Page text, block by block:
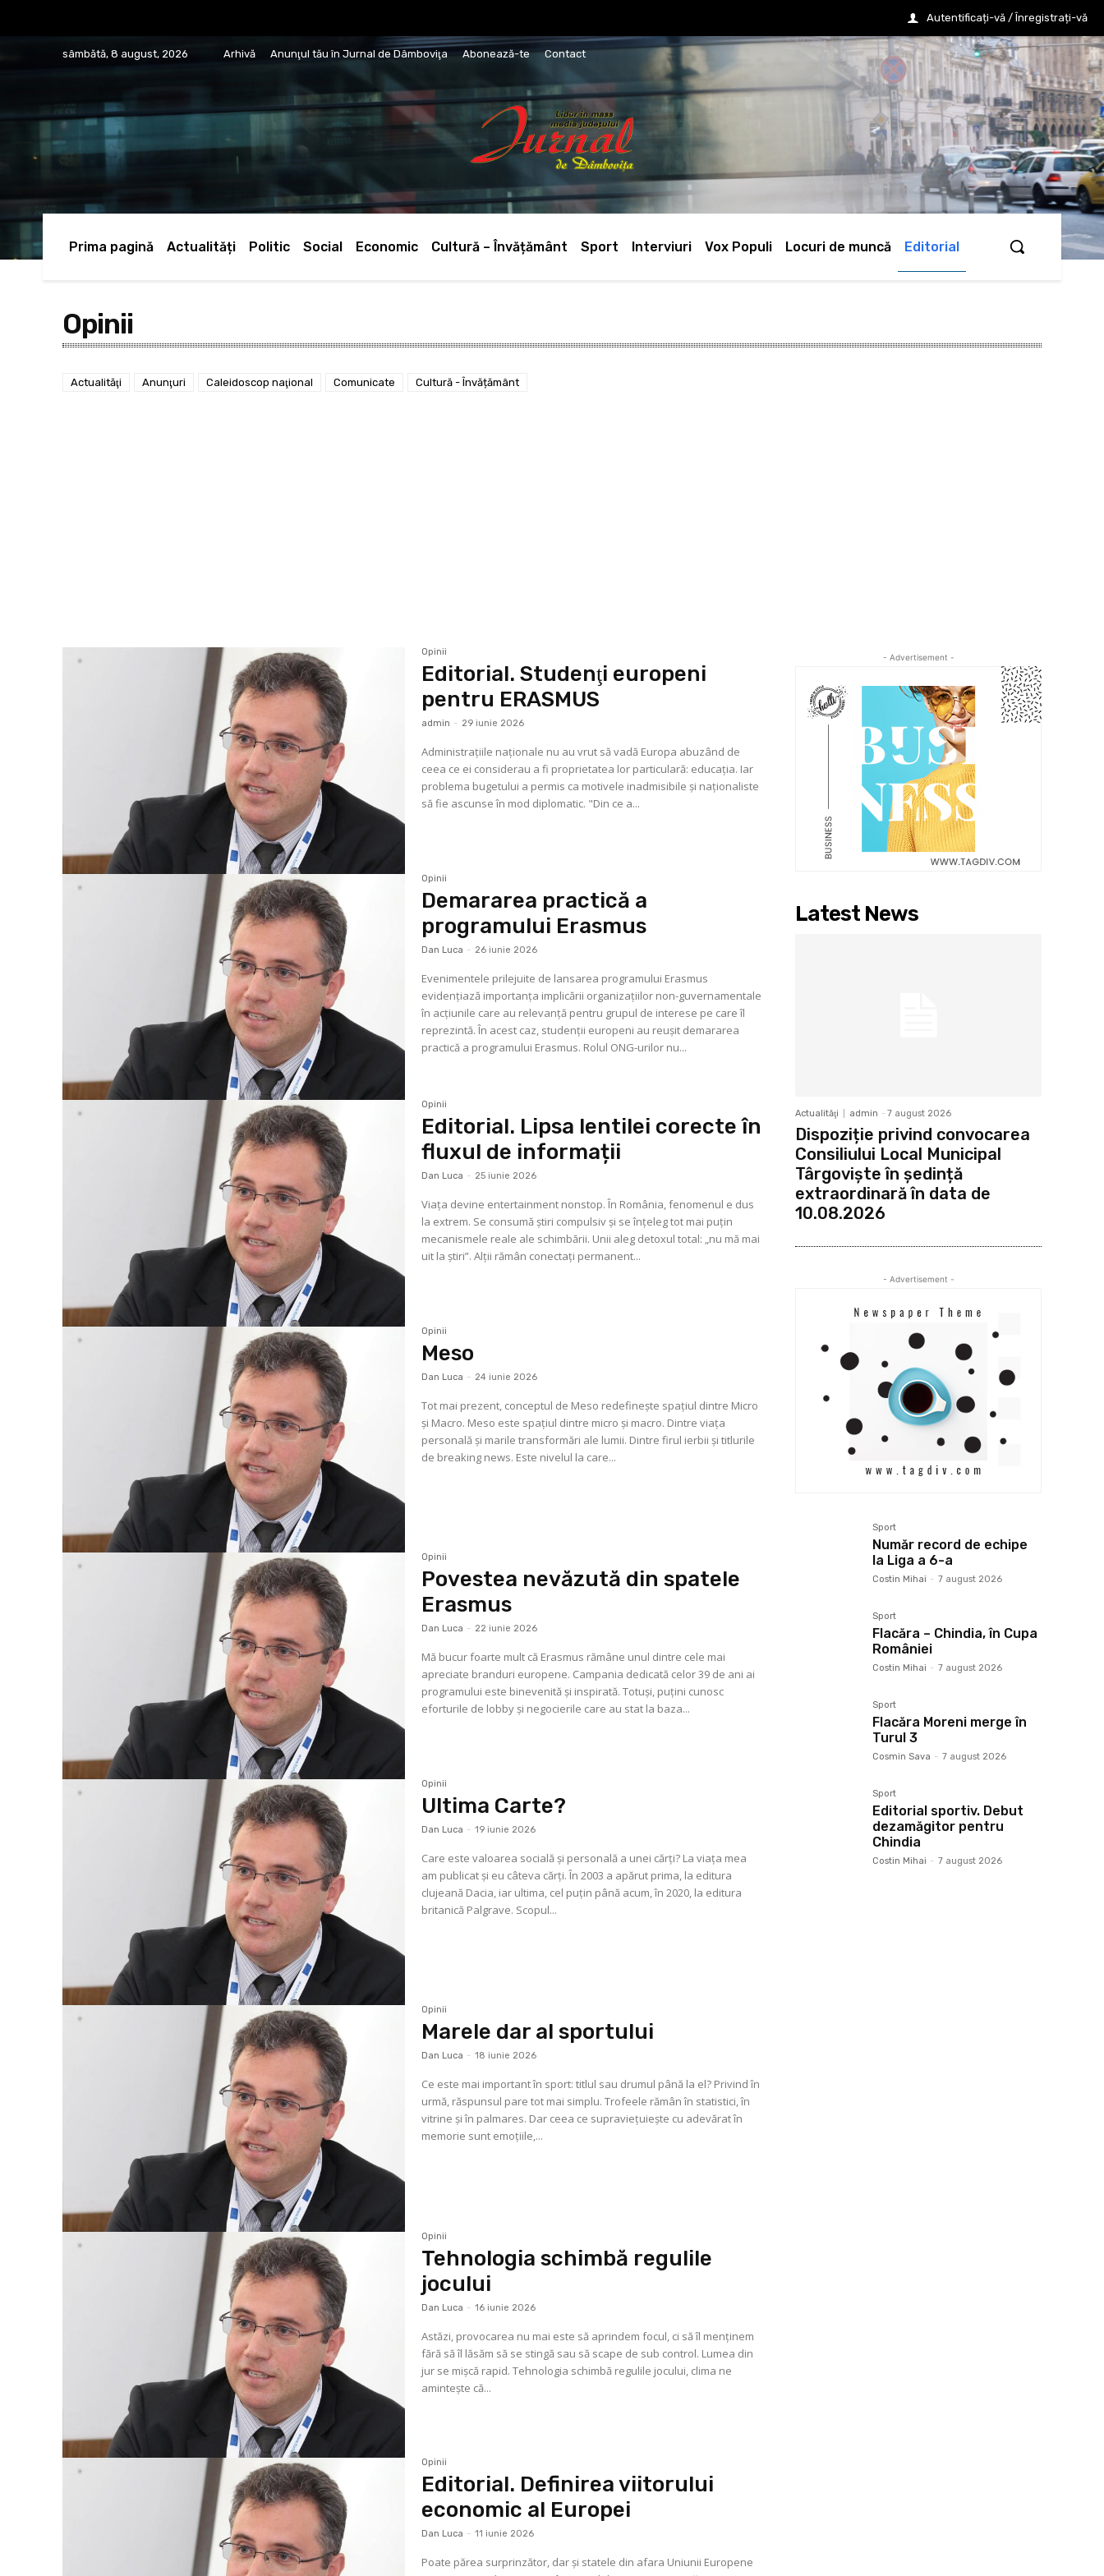
Autentificați-vă / Înregistrați-vă
sâmbătă, 8 august, 2026 Arhivă Anunţul tău în Jurnal de Dâmboviţa Abonează-te Contact
Prima pagină Actualități Politic Social Economic Cultură – Învățământ Sport Interviuri Vox Populi Locuri de muncă Editorial
Opinii
Actualităţi Anunţuri Caleidoscop naţional Comunicate Cultură - Învățământ
Opinii
Editorial. Studenţi europeni
pentru ERASMUS
admin - 29 iunie 2026
Administraţiile naţionale nu au vrut să vadă Europa abuzând de
ceea ce ei considerau a fi proprietatea lor particulară: educaţia. Iar
problema bugetului a permis ca motivele inadmisibile şi naţionaliste
să fie ascunse în mod diplomatic. "Din ce a...
Opinii
Demararea practică a
programului Erasmus
Dan Luca - 26 iunie 2026
Evenimentele prilejuite de lansarea programului Erasmus
evidenţiază importanţa implicării organizaţiilor non-guvernamentale
în acţiunile care au relevanţă pentru grupul de interese pe care îl
reprezintă. În acest caz, studenţii europeni au reuşit demararea
practică a programului Erasmus. Rolul ONG-urilor nu...
Opinii
Editorial. Lipsa lentilei corecte în
fluxul de informații
Dan Luca - 25 iunie 2026
Viața devine entertainment nonstop. În România, fenomenul e dus
la extrem. Se consumă știri compulsiv și se înțeleg tot mai puțin
mecanismele reale ale schimbării. Unii aleg detoxul total: „nu mă mai
uit la știri”. Alții rămân conectați permanent...
Opinii
Meso
Dan Luca - 24 iunie 2026
Tot mai prezent, conceptul de Meso redefinește spațiul dintre Micro
și Macro. Meso este spațiul dintre micro și macro. Dintre viața
personală și marile transformări ale lumii. Dintre firul ierbii și titlurile
de breaking news. Este nivelul la care...
Opinii
Povestea nevăzută din spatele
Erasmus
Dan Luca - 22 iunie 2026
Mă bucur foarte mult că Erasmus rămâne unul dintre cele mai
apreciate branduri europene. Campania dedicată celor 39 de ani ai
programului este binevenită și inspirată. Totuși, puțini cunosc
eforturile de lobby și negocierile care au stat la baza...
Opinii
Ultima Carte?
Dan Luca - 19 iunie 2026
Care este valoarea socială și personală a unei cărți? La viața mea
am publicat și eu câteva cărți. În 2003 a apărut prima, la editura
clujeană Dacia, iar ultima, cel puțin până acum, în 2020, la editura
britanică Palgrave. Scopul...
Opinii
Marele dar al sportului
Dan Luca - 18 iunie 2026
Ce este mai important în sport: titlul sau drumul până la el? Privind în
urmă, răspunsul pare tot mai simplu. Trofeele rămân în statistici, în
vitrine și în palmares. Dar ceea ce supraviețuiește cu adevărat în
memorie sunt emoțiile,...
Opinii
Tehnologia schimbă regulile
jocului
Dan Luca - 16 iunie 2026
Astăzi, provocarea nu mai este să aprindem focul, ci să îl menținem
fără să îl lăsăm să se stingă sau să scape de sub control. Lumea din
jur se mișcă rapid. Tehnologia schimbă regulile jocului, clima ne
amintește că...
Opinii
Editorial. Definirea viitorului
economic al Europei
Dan Luca - 11 iunie 2026
Poate părea surprinzător, dar și statele din afara Uniunii Europene
- Advertisement -
Latest News
Actualităţi admin - 7 august 2026
Dispoziție privind convocarea
Consiliului Local Municipal
Târgoviște în ședință
extraordinară în data de
10.08.2026
- Advertisement -
Sport
Număr record de echipe
la Liga a 6-a
Costin Mihai - 7 august 2026
Sport
Flacăra – Chindia, în Cupa
României
Costin Mihai - 7 august 2026
Sport
Flacăra Moreni merge în
Turul 3
Cosmin Sava - 7 august 2026
Sport
Editorial sportiv. Debut
dezamăgitor pentru
Chindia
Costin Mihai - 7 august 2026